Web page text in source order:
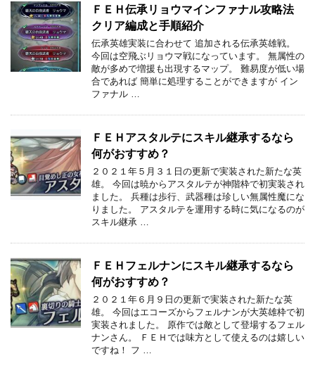
ＦＥＨ伝承リョウマインファナル攻略法
クリア編成と手順紹介
伝承英雄実装に合わせて 追加される伝承英雄戦。
今回は空飛ぶリョウマ戦になっています。 無属性の
敵が多めで増援も出現するマップ。 難易度が低い場
合であれば 簡単に処理することができますが イン
ファナル …
ＦＥＨアスタルテにスキル継承するなら
何がおすすめ？
２０２１年５月３１日の更新で実装された新たな英
雄。 今回は暁からアスタルテが神階枠で初実装され
ました。 兵種は歩行、武器種は珍しい無属性魔にな
りました。 アスタルテを運用する時に気になるのが
スキル継承 …
ＦＥＨフェルナンにスキル継承するなら
何がおすすめ？
２０２１年６月９日の更新で実装された新たな英
雄。 今回はエコーズからフェルナンが大英雄枠で初
実装されました。 原作では敵として登場するフェル
ナンさん。 ＦＥＨでは味方として使えるのは嬉しい
ですね！ フ …